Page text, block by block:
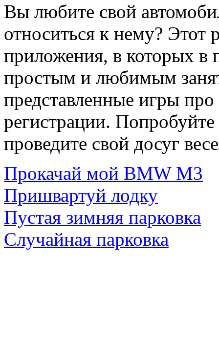
Вы любите свой
относиться к нему? Этот
приложения, в которых в
простым и любимым
представленные игры
регистрации.
проведите свой досуг
Прокачай мой BMW M3
Пришвартуй лодку
Пустая зимняя парковка
Случайная парковка